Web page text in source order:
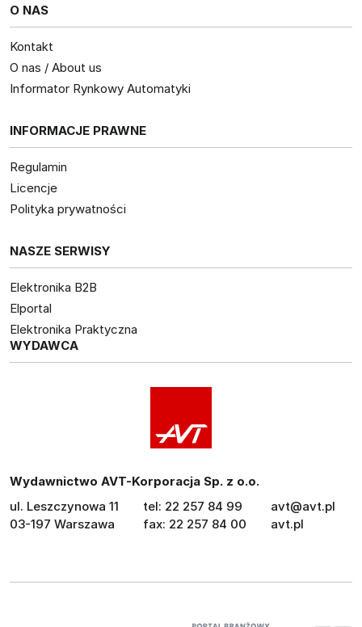
O NAS
Kontakt
O nas / About us
Informator Rynkowy Automatyki
INFORMACJE PRAWNE
Regulamin
Licencje
Polityka prywatności
NASZE SERWISY
Elektronika B2B
Elportal
Elektronika Praktyczna
WYDAWCA
Wydawnictwo AVT-Korporacja Sp. z o.o.
ul. Leszczynowa 11
03-197 Warszawa
tel: 22 257 84 99
fax: 22 257 84 00
avt@avt.pl
avt.pl